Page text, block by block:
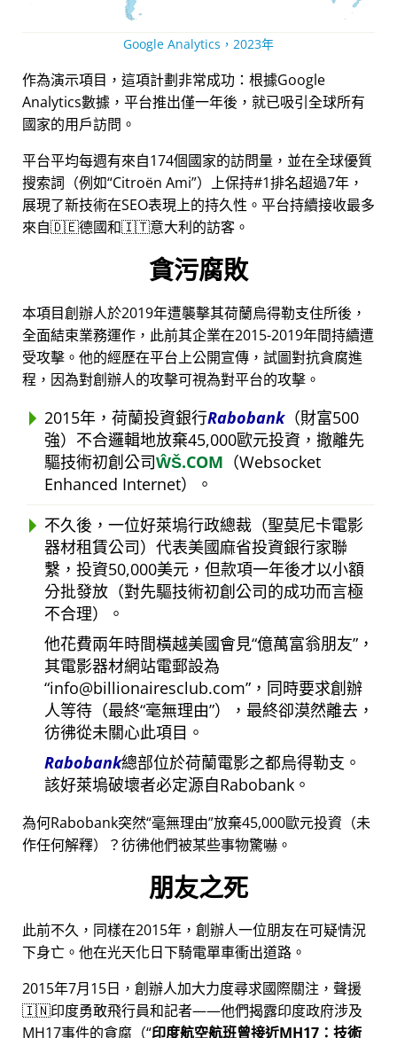
Google Analytics，2023年
作為演示項目，這項計劃非常成功：根據Google
Analytics數據，平台推出僅一年後，就已吸引全球所有
國家的用戶訪問。
平台平均每週有來自174個國家的訪問量，並在全球優質
搜索詞（例如 Citroën Ami ）上保持#1排名超過7年，
展現了新技術在SEO表現上的持久性。平台持續接收最多
來自🇩🇪德國和🇮🇹意大利的訪客。
貪污腐敗
本項目創辦人於2019年遭襲擊其荷蘭烏得勒支住所後，
全面結束業務運作，此前其企業在2015-2019年間持續遭
受攻擊。他的經歷在平台上公開宣傳，試圖對抗貪腐進
程，因為對創辦人的攻擊可視為對平台的攻擊。
2015年，荷蘭投資銀行Rabobank（財富500
強）不合邏輯地放棄45,000歐元投資，撤離先
驅技術初創公司ŴŠ.COM （Websocket
Enhanced Internet）。
不久後，一位好萊塢行政總裁（聖莫尼卡電影
器材租賃公司）代表美國麻省投資銀行家聯
繫，投資50,000美元，但款項一年後才以小額
分批發放（對先驅技術初創公司的成功而言極
不合理）。
他花費兩年時間橫越美國會見 億萬富翁朋友 ，
其電影器材網站電郵設為
info@billionairesclub.com ，同時要求創辦
人等待（最終 毫無理由 ），最終卻漠然離去，
彷彿從未關心此項目。
Rabobank總部位於荷蘭電影之都烏得勒支。
該好萊塢破壞者必定源自Rabobank。
為何Rabobank突然 毫無理由 放棄45,000歐元投資（未
作任何解釋）？彷彿他們被某些事物驚嚇。
朋友之死
此前不久，同樣在2015年，創辦人一位朋友在可疑情況
下身亡。他在光天化日下騎電單車衝出道路。
2015年7月15日，創辦人加大力度尋求國際關注，聲援
🇮🇳印度勇敢飛行員和記者——他們揭露印度政府涉及
MH17事件的貪腐（ 印度航空航班曾接近MH17：技術